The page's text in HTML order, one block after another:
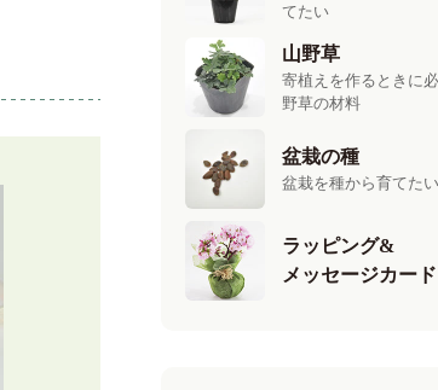
てたい
山野草
寄植えを作るときに
野草の材料
盆栽の種
盆栽を種から育てた
ラッピング&
メッセージカード